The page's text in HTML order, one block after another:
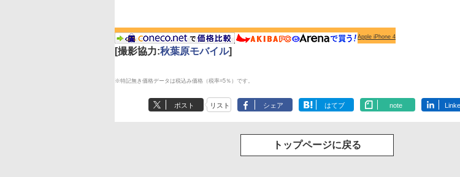
Apple iPhone 4
[撮影協力:秋葉原モバイル]
※特記無き価格データは税込み価格（税率=5％）です。
ポスト リスト シェア はてブ note
トップページに戻る